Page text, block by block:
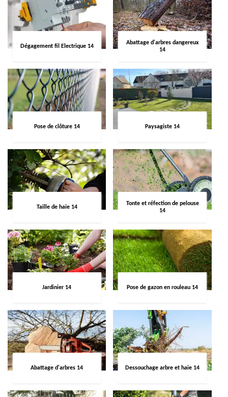
Dégagement fil Electrique 14
Abattage d'arbres dangereux
14
Pose de clôture 14 Paysagiste 14
Taille de haie 14
Tonte et réfection de pelouse
14
Jardinier 14 Pose de gazon en rouleau 14
Abattage d'arbres 14 Dessouchage arbre et haie 14